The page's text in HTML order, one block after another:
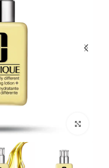
بزرگنمایی تصویر